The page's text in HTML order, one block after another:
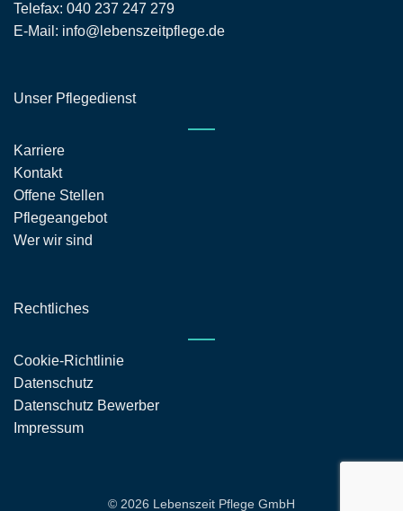
Telefax: 040 237 247 279
E-Mail: info@lebenszeitpflege.de
Unser Pflegedienst
Karriere
Kontakt
Offene Stellen
Pflegeangebot
Wer wir sind
Rechtliches
Cookie-Richtlinie
Datenschutz
Datenschutz Bewerber
Impressum
© 2026 Lebenszeit Pflege GmbH